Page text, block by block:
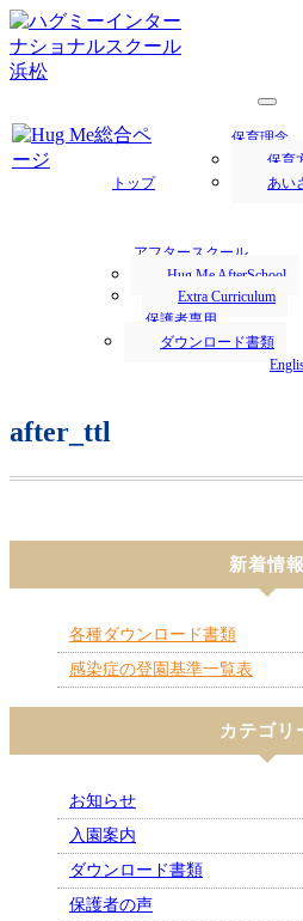
浜松の保育園／Hug
School｜ハグミー・イ
浜松市にあるハグミー・インタ
1才からの英語保育を行います。
トップ
保育理念
保育
あい
アフタースクール
Hug Me AfterSchool
Extra Curriculum
保護者専用
ダウンロード書類
after_ttl
新着情報
各種ダウンロード書類
感染症の登園基準一覧表
カテゴリ
お知らせ
入園案内
ダウンロード書類
保護者の声